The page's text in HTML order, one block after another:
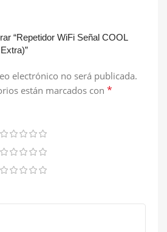
“Repetidor WiFi Señal COOL
electrónico no será publicada.
están marcados con *